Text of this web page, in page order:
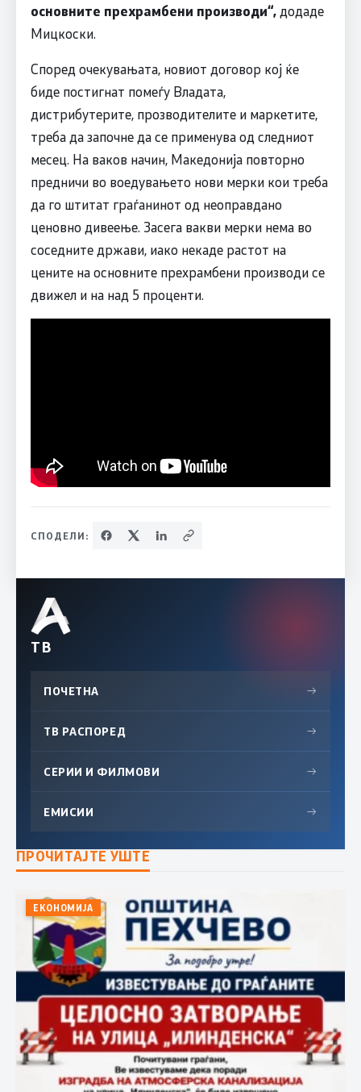
основните прехрамбени производи“,додаде
Мицкоски.
Според очекувањата, новиот договор кој ќе
биде постигнат помеѓу Владата,
дистрибутерите, прозводителите и маркетите,
треба да започне да се применува од следниот
месец. На ваков начин, Македонија повторно
предничи во воедувањето нови мерки кои треба
да го штитат граѓанинот од неоправдано
ценовно дивеење. Засега вакви мерки нема во
соседните држави, иако некаде растот на
цените на основните прехрамбени производи се
движел и на над 5 проценти.
СПОДЕЛИ:
ТВ
ПОЧЕТНА →
ТВ РАСПОРЕД →
СЕРИИ И ФИЛМОВИ →
ЕМИСИИ →
ПРОЧИТАЈТЕ УШТЕ
ЕКОНОМИЈА